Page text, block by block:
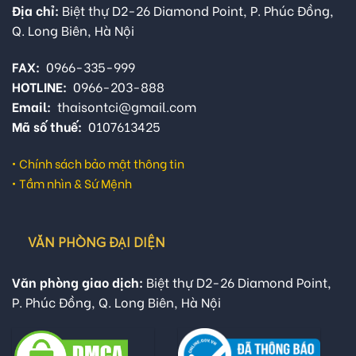
Địa chỉ: Biệt thự D2-26 Diamond Point, P. Phúc Đồng,
Q. Long Biên, Hà Nội
FAX: 0966-335-999
HOTLINE: 0966-203-888
Email: thaisontci@gmail.com
Mã số thuế: 0107613425
• Chính sách bảo mật thông tin
• Tầm nhìn & Sứ Mệnh
VĂN PHÒNG ĐẠI DIỆN
Văn phòng giao dịch: Biệt thự D2-26 Diamond Point,
P. Phúc Đồng, Q. Long Biên, Hà Nội